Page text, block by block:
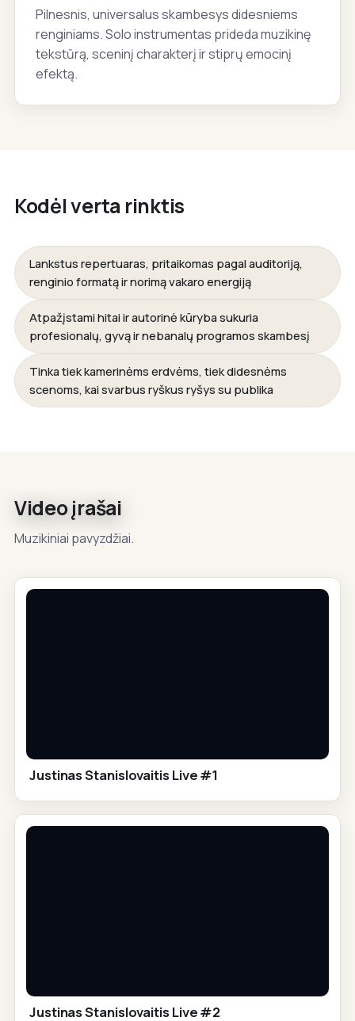
Pilnesnis, universalus skambesys didesniems
renginiams. Solo instrumentas prideda muzikinę
tekstūrą, sceninį charakterį ir stiprų emocinį
efektą.
Kodėl verta rinktis
Lankstus repertuaras, pritaikomas pagal auditoriją,
renginio formatą ir norimą vakaro energiją
Atpažįstami hitai ir autorinė kūryba sukuria
profesionalų, gyvą ir nebanalų programos skambesį
Tinka tiek kamerinėms erdvėms, tiek didesnėms
scenoms, kai svarbus ryškus ryšys su publika
Video įrašai
Muzikiniai pavyzdžiai.
Justinas Stanislovaitis Live #1
Justinas Stanislovaitis Live #2